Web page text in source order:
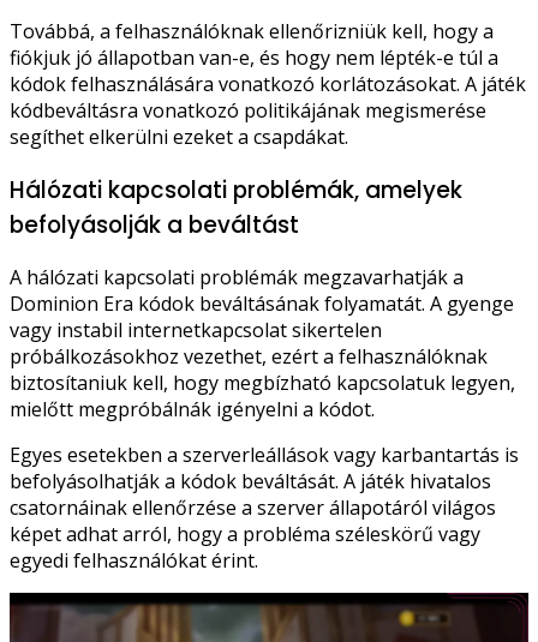
Továbbá, a felhasználóknak ellenőrizniük kell, hogy a
fiókjuk jó állapotban van-e, és hogy nem lépték-e túl a
kódok felhasználására vonatkozó korlátozásokat. A játék
kódbeváltásra vonatkozó politikájának megismerése
segíthet elkerülni ezeket a csapdákat.
Hálózati kapcsolati problémák, amelyek
befolyásolják a beváltást
A hálózati kapcsolati problémák megzavarhatják a
Dominion Era kódok beváltásának folyamatát. A gyenge
vagy instabil internetkapcsolat sikertelen
próbálkozásokhoz vezethet, ezért a felhasználóknak
biztosítaniuk kell, hogy megbízható kapcsolatuk legyen,
mielőtt megpróbálnák igényelni a kódot.
Egyes esetekben a szerverleállások vagy karbantartás is
befolyásolhatják a kódok beváltását. A játék hivatalos
csatornáinak ellenőrzése a szerver állapotáról világos
képet adhat arról, hogy a probléma széleskörű vagy
egyedi felhasználókat érint.